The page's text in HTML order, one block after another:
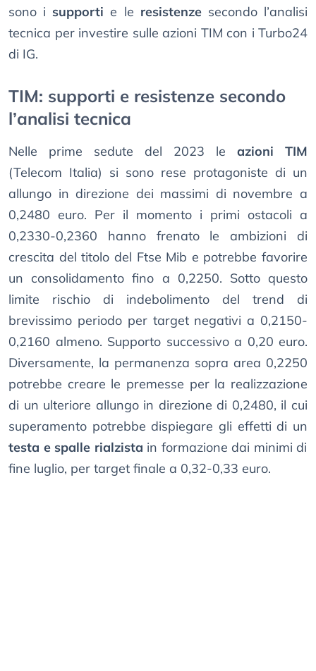
sono i supportie le resistenze secondo l’analisi
tecnica per investire sulle azioni TIM con i Turbo24
di IG.
TIM: supporti e resistenze secondo
l’analisi tecnica
Nelle prime sedute del 2023 le azioni TIM
(Telecom Italia) si sono rese protagoniste di un
allungo in direzione dei massimi di novembre a
0,2480 euro. Per il momento i primi ostacoli a
0,2330-0,2360 hanno frenato le ambizioni di
crescita del titolo del Ftse Mib e potrebbe favorire
un consolidamento fino a 0,2250. Sotto questo
limite rischio di indebolimento del trend di
brevissimo periodo per target negativi a 0,2150-
0,2160 almeno. Supporto successivo a 0,20 euro.
Diversamente, la permanenza sopra area 0,2250
potrebbe creare le premesse per la realizzazione
di un ulteriore allungo in direzione di 0,2480, il cui
superamento potrebbe dispiegare gli effetti di un
testa e spalle rialzista in formazione dai minimi di
fine luglio, per target finale a 0,32-0,33 euro.